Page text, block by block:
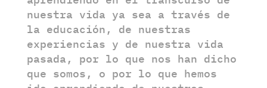
nuestra vida ya sea a través de
la educación, de nuestras
experiencias y de nuestra vida
pasada, por lo que nos han dicho
que somos, o por lo que hemos